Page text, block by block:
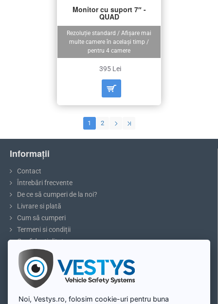
Rezoluție standard / Afișare mai
multe camere în același timp /
pentru 4 camere
Monitor cu suport 7″ -
QUAD
395 Lei
1 2
Informații
Contact
Întrebări frecvente
De ce să cumperi de la noi?
Livrare si plată
Cum să cumperi
Termeni si condiții
Confidențialitate
Reclamații și retururi
5 sfaturi pentru parcare sau marșarier
Blog
Contul meu
Noi, Vestys.ro, folosim cookie-uri pentru buna